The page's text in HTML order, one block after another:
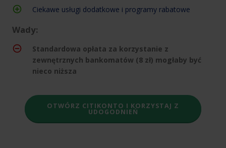
Ciekawe usługi dodatkowe i programy rabatowe
Wady:
Standardowa opłata za korzystanie z
zewnętrznych bankomatów (8 zł) mogłaby być
nieco niższa
OTWÓRZ CITIKONTO I KORZYSTAJ Z
UDOGODNIEŃ